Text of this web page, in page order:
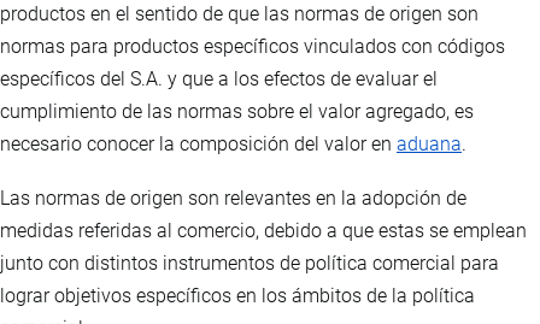
productos en el sentido de que las normas de origen son
normas para productos específicos vinculados con códigos
específicos del S.A. y que a los efectos de evaluar el
cumplimiento de las normas sobre el valor agregado, es
necesario conocer la composición del valor en aduana.
Las normas de origen son relevantes en la adopción de
medidas referidas al comercio, debido a que estas se emplean
junto con distintos instrumentos de política comercial para
lograr objetivos específicos en los ámbitos de la política